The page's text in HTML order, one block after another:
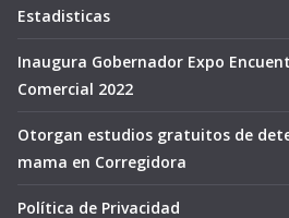
Estadisticas
Inaugura Gobernador Expo
Comercial 2022
Otorgan estudios gratuitos de
mama en Corregidora
Política de Privacidad